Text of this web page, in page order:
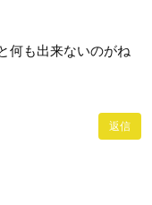
何も出来ないのがね
返信